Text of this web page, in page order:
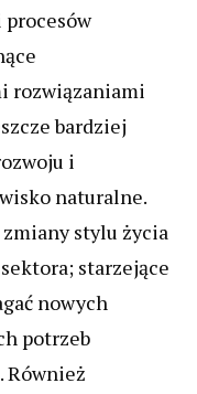
rozwiązaniami
bardziej
i
naturalne.
stylu życia
starzejące
nowych
potrzeb
Również